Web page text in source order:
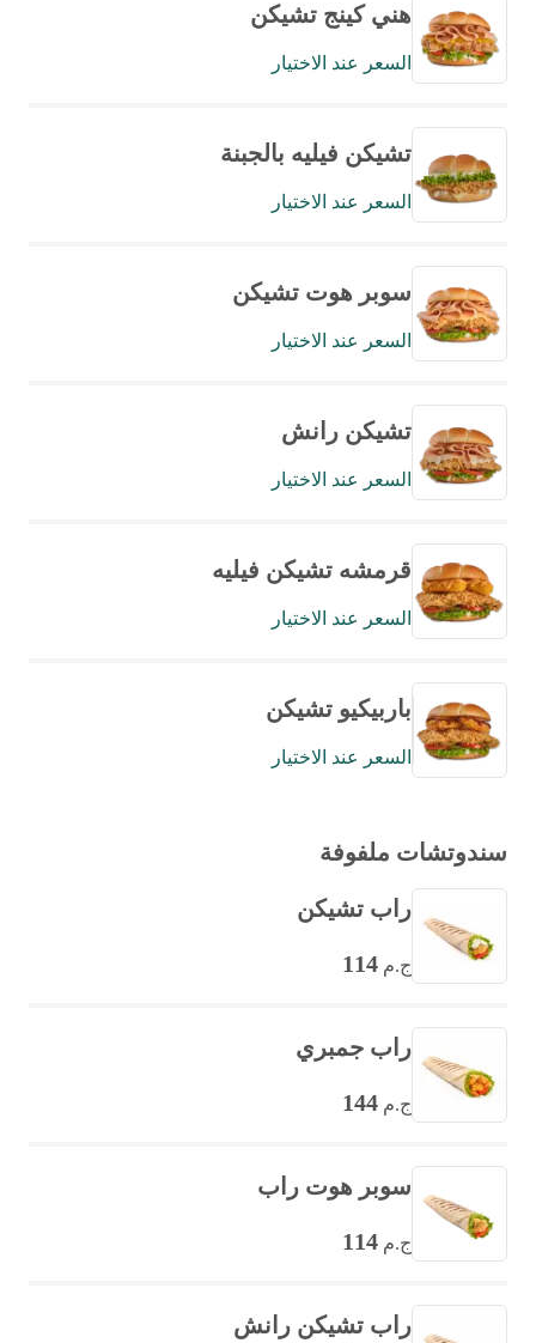
هني كينج تشيكن
السعر عند الاختيار
تشيكن فيليه بالجبنة
السعر عند الاختيار
سوبر هوت تشيكن
السعر عند الاختيار
تشيكن رانش
السعر عند الاختيار
قرمشه تشيكن فيليه
السعر عند الاختيار
باربيكيو تشيكن
السعر عند الاختيار
سندوتشات ملفوفة
راب تشيكن
ج.م 114
راب جمبري
ج.م 144
سوبر هوت راب
ج.م 114
راب تشيكن رانش